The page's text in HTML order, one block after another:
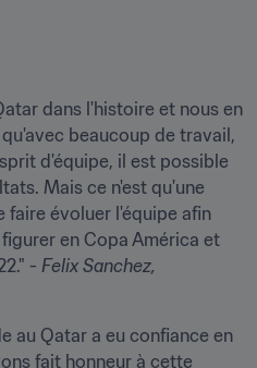
dans l'histoire et nous en
beaucoup de travail,
d'équipe, il est possible
Mais ce n'est qu'une
évoluer l'équipe afin
en Copa América et
- Felix Sanchez,
au Qatar a eu confiance en
fait honneur à cette